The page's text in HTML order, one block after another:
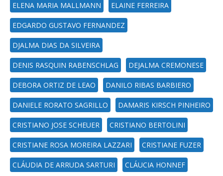
ELENA MARIA MALLMANN ELAINE FERREIRA
EDGARDO GUSTAVO FERNANDEZ
DJALMA DIAS DA SILVEIRA
DENIS RASQUIN RABENSCHLAG DEJALMA CREMONESE
DEBORA ORTIZ DE LEAO DANILO RIBAS BARBIERO
DANIELE RORATO SAGRILLO DAMARIS KIRSCH PINHEIRO
CRISTIANO JOSE SCHEUER CRISTIANO BERTOLINI
CRISTIANE ROSA MOREIRA LAZZARI CRISTIANE FUZER
CLÁUDIA DE ARRUDA SARTURI CLÁUCIA HONNEF